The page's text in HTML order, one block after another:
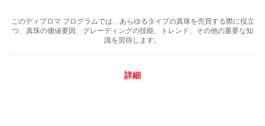
このディプロマ プログラムでは、あらゆるタイプの真珠を売買する際に役立
つ、真珠の価値要因、グレーディングの技能、トレンド、その他の重要な知
識を習得します。
詳細